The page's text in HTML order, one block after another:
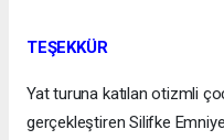
TEŞEKKÜR
Yat turuna katılan otizmli
gerçekleştiren Silifke